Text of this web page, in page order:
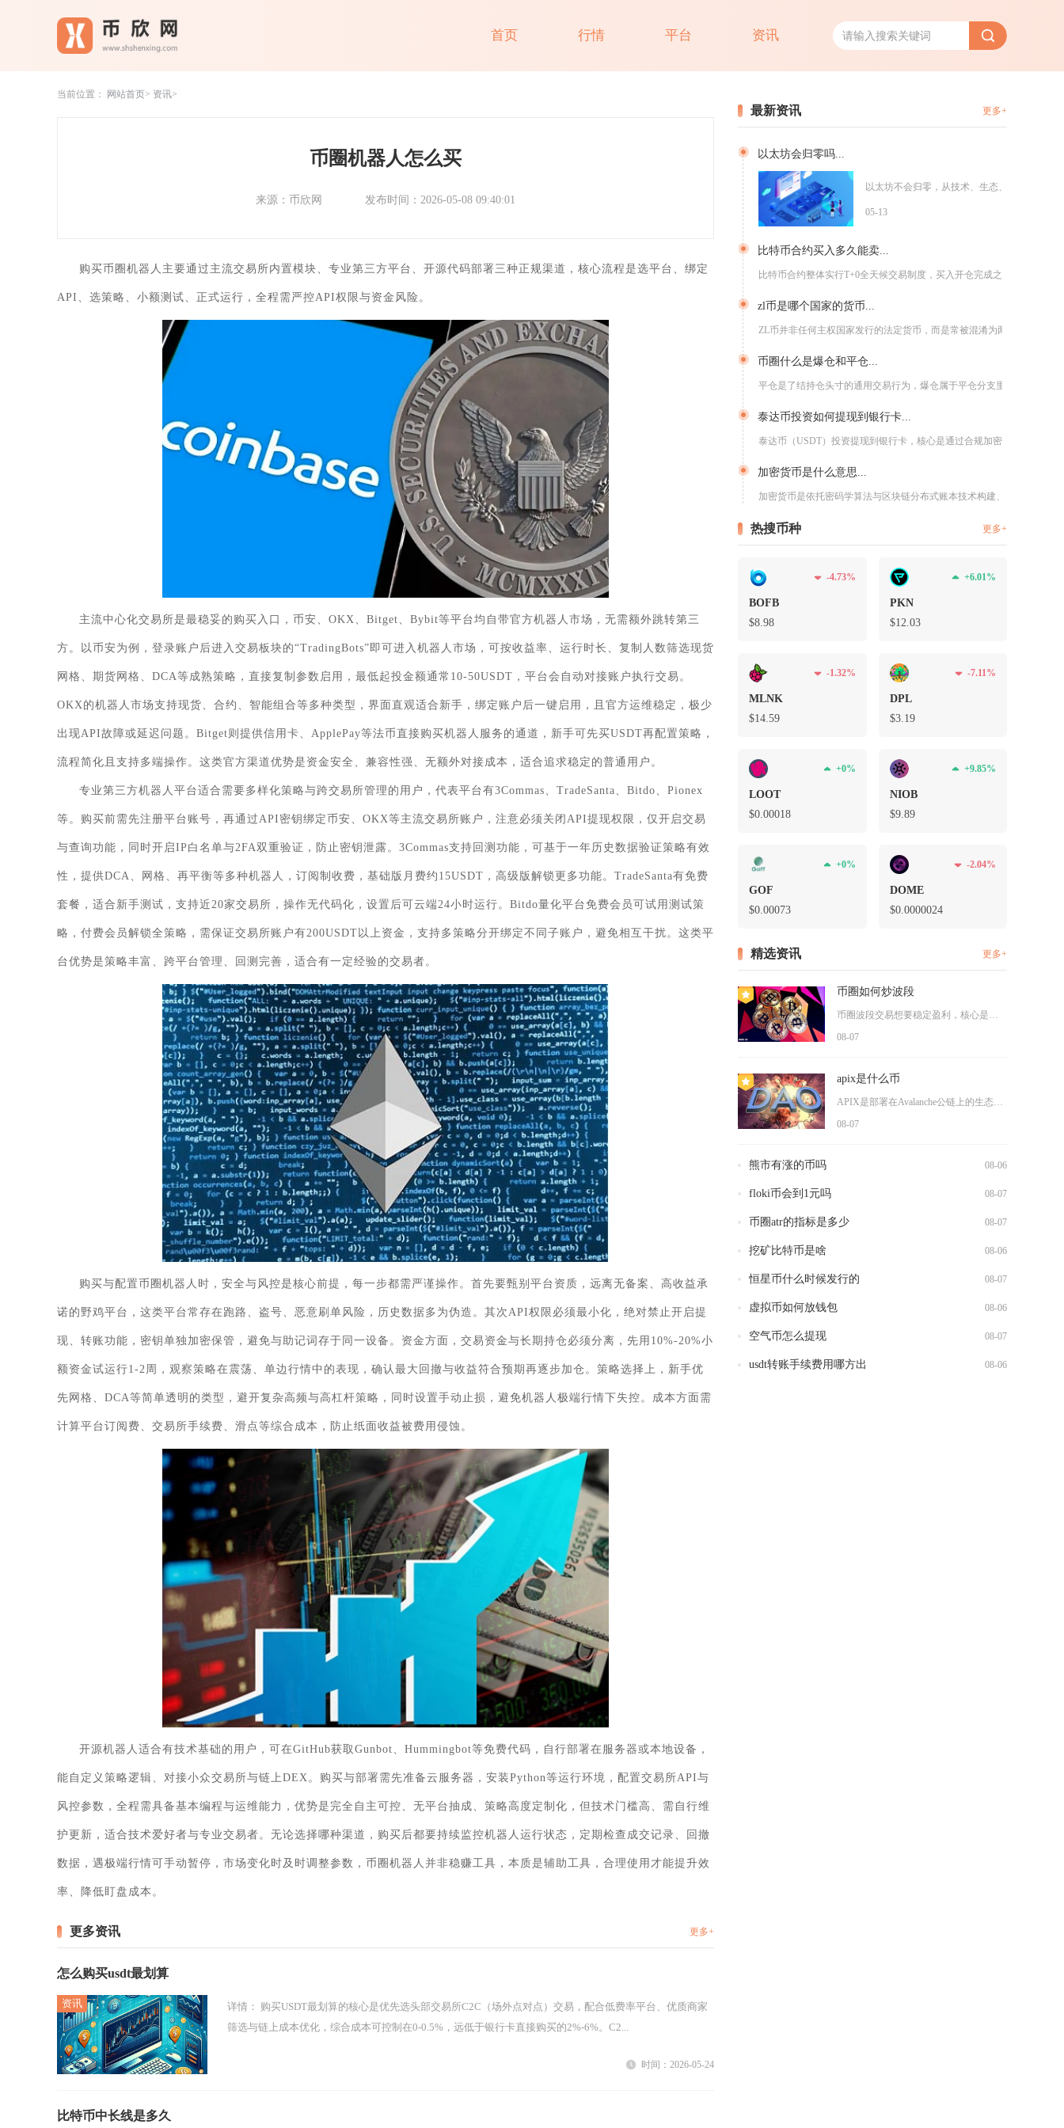
首页 行情 平台 资讯
当前位置： 网站首页 资讯
币圈机器人怎么买
来源：币欣网 发布时间：2026-05-08 09:40:01
购买币圈机器人主要通过主流交易所内置模块、专业第三方平台、开源代码部署三种正规渠道，核心流程是选平台、绑定
API、选策略、小额测试、正式运行，全程需严控API权限与资金风险。
主流中心化交易所是最稳妥的购买入口，币安、OKX、Bitget、Bybit等平台均自带官方机器人市场，无需额外跳转第三
方。以币安为例，登录账户后进入交易板块的“TradingBots”即可进入机器人市场，可按收益率、运行时长、复制人数筛选现货
网格、期货网格、DCA等成熟策略，直接复制参数启用，最低起投金额通常10-50USDT，平台会自动对接账户执行交易。
OKX的机器人市场支持现货、合约、智能组合等多种类型，界面直观适合新手，绑定账户后一键启用，且官方运维稳定，极少
出现API故障或延迟问题。Bitget则提供信用卡、ApplePay等法币直接购买机器人服务的通道，新手可先买USDT再配置策略，
流程简化且支持多端操作。这类官方渠道优势是资金安全、兼容性强、无额外对接成本，适合追求稳定的普通用户。
专业第三方机器人平台适合需要多样化策略与跨交易所管理的用户，代表平台有3Commas、TradeSanta、Bitdo、Pionex
等。购买前需先注册平台账号，再通过API密钥绑定币安、OKX等主流交易所账户，注意必须关闭API提现权限，仅开启交易
与查询功能，同时开启IP白名单与2FA双重验证，防止密钥泄露。3Commas支持回测功能，可基于一年历史数据验证策略有效
性，提供DCA、网格、再平衡等多种机器人，订阅制收费，基础版月费约15USDT，高级版解锁更多功能。TradeSanta有免费
套餐，适合新手测试，支持近20家交易所，操作无代码化，设置后可云端24小时运行。Bitdo量化平台免费会员可试用测试策
略，付费会员解锁全策略，需保证交易所账户有200USDT以上资金，支持多策略分开绑定不同子账户，避免相互干扰。这类平
台优势是策略丰富、跨平台管理、回测完善，适合有一定经验的交易者。
购买与配置币圈机器人时，安全与风控是核心前提，每一步都需严谨操作。首先要甄别平台资质，远离无备案、高收益承
诺的野鸡平台，这类平台常存在跑路、盗号、恶意刷单风险，历史数据多为伪造。其次API权限必须最小化，绝对禁止开启提
现、转账功能，密钥单独加密保管，避免与助记词存于同一设备。资金方面，交易资金与长期持仓必须分离，先用10%-20%小
额资金试运行1-2周，观察策略在震荡、单边行情中的表现，确认最大回撤与收益符合预期再逐步加仓。策略选择上，新手优
先网格、DCA等简单透明的类型，避开复杂高频与高杠杆策略，同时设置手动止损，避免机器人极端行情下失控。成本方面需
计算平台订阅费、交易所手续费、滑点等综合成本，防止纸面收益被费用侵蚀。
开源机器人适合有技术基础的用户，可在GitHub获取Gunbot、Hummingbot等免费代码，自行部署在服务器或本地设备，
能自定义策略逻辑、对接小众交易所与链上DEX。购买与部署需先准备云服务器，安装Python等运行环境，配置交易所API与
风控参数，全程需具备基本编程与运维能力，优势是完全自主可控、无平台抽成、策略高度定制化，但技术门槛高、需自行维
护更新，适合技术爱好者与专业交易者。无论选择哪种渠道，购买后都要持续监控机器人运行状态，定期检查成交记录、回撤
数据，遇极端行情可手动暂停，市场变化时及时调整参数，币圈机器人并非稳赚工具，本质是辅助工具，合理使用才能提升效
率、降低盯盘成本。
更多资讯 更多+
怎么购买usdt最划算
详情：
筛选与链上成本优化，综合成本可控制在0-0.5%，远低于银行卡直接购买的2%-6%。C2...
时间：2026-05-24
比特币中长线是多久
最新资讯 更多+
以太坊会归零吗...
以太坊不会归零，从技术、生态、经济模型与
05-13
比特币合约买入多久能卖...
比特币合约整体实行T+0全天候交易制度，买入开仓完成之后没有...
zl币是哪个国家的货币...
ZL币并非任何主权国家发行的法定货币，而是常被混淆为两种不同...
币圈什么是爆仓和平仓...
平仓是了结持仓头寸的通用交易行为，爆仓属于平仓分支里被动触发...
泰达币投资如何提现到银行卡...
泰达币（USDT）投资提现到银行卡，核心是通过合规加密交易所...
加密货币是什么意思...
加密货币是依托密码学算法与区块链分布式账本技术构建、不依赖央...
热搜币种 更多+
-4.73%
BOFB
$8.98
+6.01%
PKN
$12.03
-1.32%
MLNK
$14.59
-7.11%
DPL
$3.19
+0%
LOOT
$0.00018
+9.85%
NIOB
$9.89
+0%
GOF
$0.00073
-2.04%
DOME
$0.0000024
精选资讯 更多+
币圈如何炒波段
币圈波段交易想要稳定盈利，核心是依托日线周期判断趋势、多指标...
08-07
apix是什么币
APIX是部署在Avalanche公链上的生态功能型代币，核...
08-07
熊市有涨的币吗 08-06
floki币会到1元吗 08-07
币圈atr的指标是多少 08-07
挖矿比特币是啥 08-06
恒星币什么时候发行的 08-07
虚拟币如何放钱包 08-06
空气币怎么提现 08-07
usdt转账手续费用哪方出 08-06